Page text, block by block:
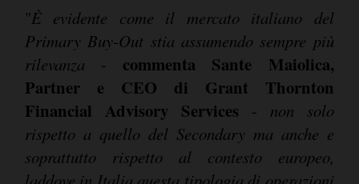
"È evidente come il mercato italiano del
Primary Buy-Out stia assumendo sempre più
rilevanza - commenta Sante Maiolica,
Partner e CEO di Grant Thornton
Financial Advisory Services - non solo
rispetto a quello del Secondary ma anche e
soprattutto rispetto al contesto europeo,